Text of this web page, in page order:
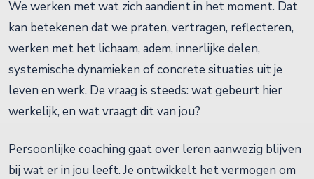
We werken met wat zich aandient in het moment. Dat
kan betekenen dat we praten, vertragen, reflecteren,
werken met het lichaam, adem, innerlijke delen,
systemische dynamieken of concrete situaties uit je
leven en werk. De vraag is steeds: wat gebeurt hier
werkelijk, en wat vraagt dit van jou?
Persoonlijke coaching gaat over leren aanwezig blijven
bij wat er in jou leeft. Je ontwikkelt het vermogen om